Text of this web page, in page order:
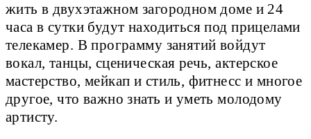
жить в двухэтажном загородном доме и 24
часа в сутки будут находиться под прицелами
телекамер. В программу занятий войдут
вокал, танцы, сценическая речь, актерское
мастерство, мейкап и стиль, фитнесс и многое
другое, что важно знать и уметь молодому
артисту.